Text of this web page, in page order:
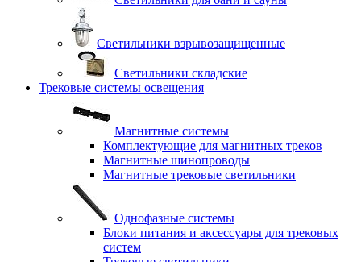
Светильники взрывозащищенные
Светильники складские
Трековые системы освещения
Магнитные системы
Комплектующие для магнитных треков
Магнитные шинопроводы
Магнитные трековые светильники
Однофазные системы
Блоки питания и аксессуары для трековых
систем